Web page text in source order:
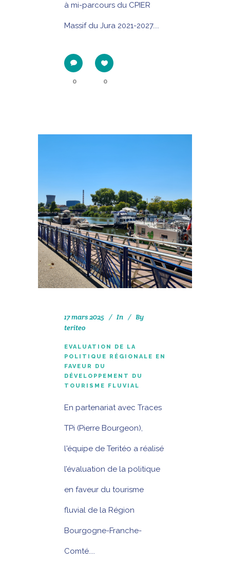
à mi-parcours du CPIER
Massif du Jura 2021-2027....
0 0
17 mars 2025 In
By
teriteo
EVALUATION DE LA
POLITIQUE RÉGIONALE EN
FAVEUR DU
DÉVELOPPEMENT DU
TOURISME FLUVIAL
En partenariat avec Traces
TPi (Pierre Bourgeon),
l'équipe de Teritéo a réalisé
l’évaluation de la politique
en faveur du tourisme
fluvial de la Région
Bourgogne-Franche-
Comté....